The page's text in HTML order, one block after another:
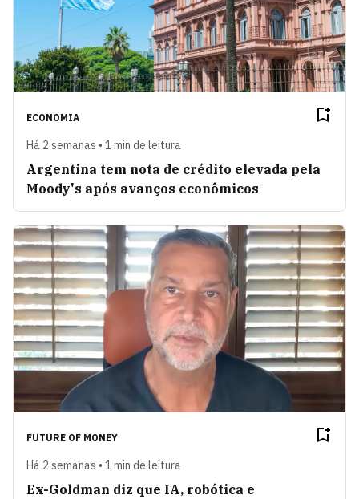
ECONOMIA
Há 2 semanas • 1 min de leitura
Argentina tem nota de crédito elevada pela
Moody's após avanços econômicos
FUTURE OF MONEY
Há 2 semanas • 1 min de leitura
Ex-Goldman diz que IA, robótica e